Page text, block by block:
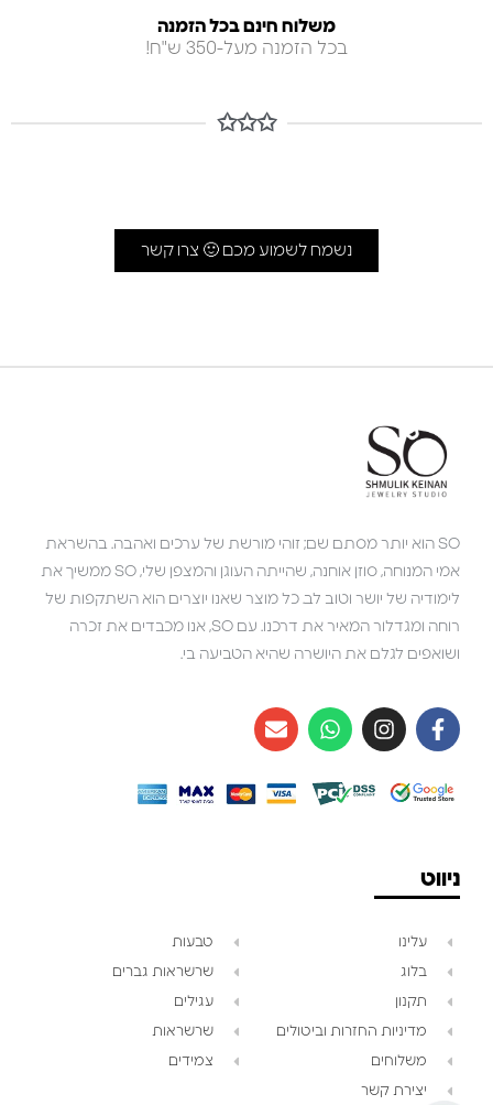
משלוח חינם בכל הזמנה
בכל הזמנה מעל-350 ש"ח!
✩✩✩
נשמח לשמוע מכם 🙂 צרו קשר
SO הוא יותר מסתם שם; זוהי מורשת של ערכים ואהבה. בהשראת
אמי המנוחה, סוזן אוחנה, שהייתה העוגן והמצפן שלי, SO ממשיך את
לימודיה של יושר וטוב לב. כל מוצר שאנו יוצרים הוא השתקפות של
רוחה ומגדלור המאיר את דרכנו. עם SO, אנו מכבדים את זכרה
ושואפים לגלם את היושרה שהיא הטביעה בי.
ניווט
עלינו
בלוג
תקנון
מדיניות החזרות וביטולים
משלוחים
יצירת קשר
טבעות
שרשראות גברים
עגילים
שרשראות
צמידים
💬 נחזור אליך בהקדם